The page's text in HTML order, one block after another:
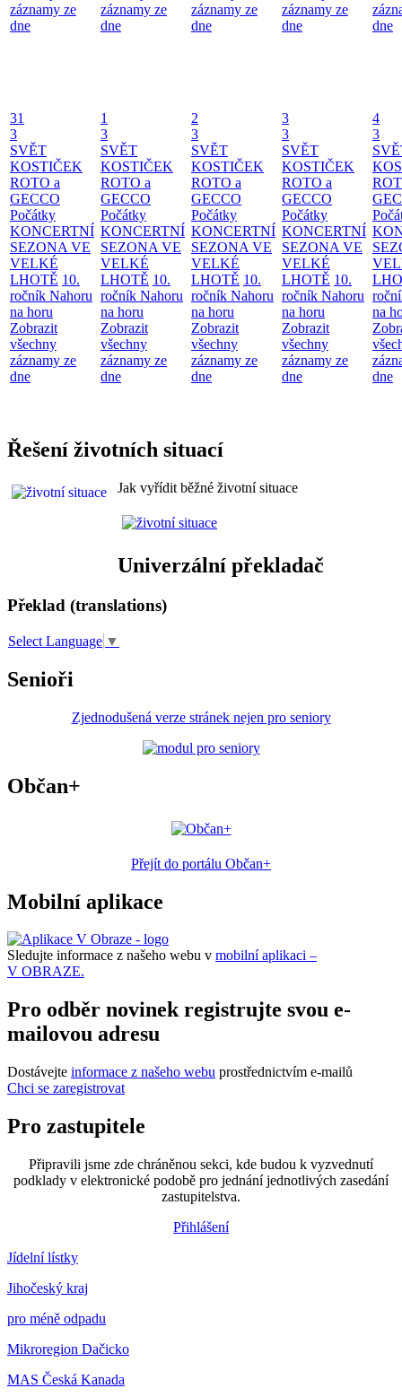
záznamy ze
dne
záznamy ze
dne
záznamy ze
dne
záznamy ze
dne
dne
31
3
SVĚT
KOSTIČEK
ROTO a
GECCO
Počátky
KONCERTNÍ
SEZONA VE
VELKÉ
LHOTĚ 10.
ročník Nahoru
na horu
Zobrazit
všechny
záznamy ze
dne
1
3
SVĚT
KOSTIČEK
ROTO a
GECCO
Počátky
KONCERTNÍ
SEZONA VE
VELKÉ
LHOTĚ 10.
ročník Nahoru
na horu
Zobrazit
všechny
záznamy ze
dne
2
3
SVĚT
KOSTIČEK
ROTO a
GECCO
Počátky
KONCERTNÍ
SEZONA VE
VELKÉ
LHOTĚ 10.
ročník Nahoru
na horu
Zobrazit
všechny
záznamy ze
dne
3
3
SVĚT
KOSTIČEK
ROTO a
GECCO
Počátky
KONCERTNÍ
SEZONA VE
VELKÉ
LHOTĚ 10.
ročník Nahoru
na horu
Zobrazit
všechny
záznamy ze
dne
4
3
na
dne
Řešení životních situací
Jak vyřídit běžné životní situace
Univerzální překladač
Překlad (translations)
Select Language ▼
Senioři
Zjednodušená verze stránek nejen pro seniory
Občan+
Přejít do portálu Občan+
Mobilní aplikace
Sledujte informace z našeho webu v mobilní aplikaci –
V OBRAZE.
Pro odběr novinek registrujte svou e-
mailovou adresu
Dostávejte informace z našeho webu prostřednictvím e-mailů
Chci se zaregistrovat
Pro zastupitele
Připravili jsme zde chráněnou sekci, kde budou k vyzvednutí
podklady v elektronické podobě pro jednání jednotlivých zasedání
zastupitelstva.
Přihlášení
Jídelní lístky
Jihočeský kraj
pro méně odpadu
Mikroregion Dačicko
MAS Česká Kanada